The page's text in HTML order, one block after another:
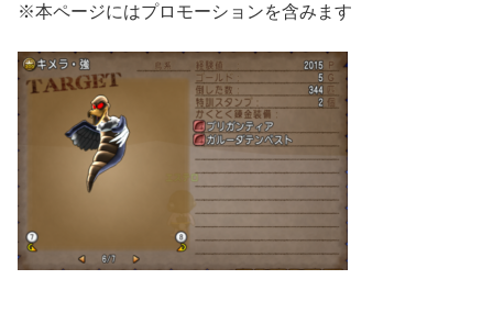
※本ページにはプロモーションを含みます